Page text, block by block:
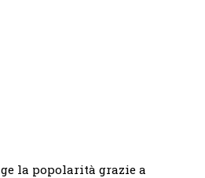
la popolarità grazie a